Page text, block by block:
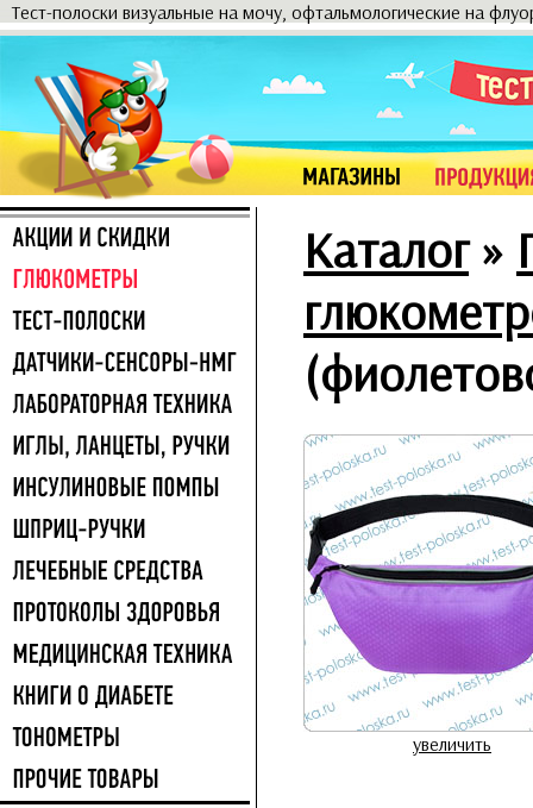
Тест-полоски визуальные на мочу, офтальмологические на
Каталог»
увеличить